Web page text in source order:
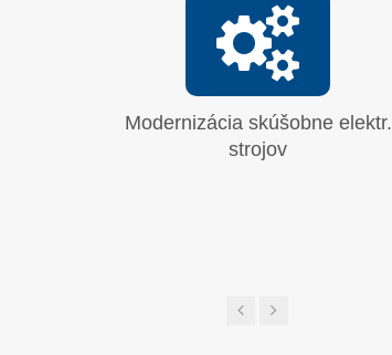
Modernizácia skúšobne elektr.
strojov